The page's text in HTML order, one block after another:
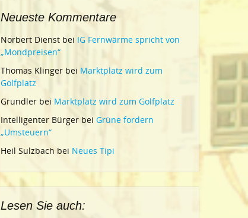
Neueste Kommentare
Norbert Dienst bei IG Fernwärme spricht von
„Mondpreisen“
Thomas Klinger bei Marktplatz wird zum
Golfplatz
Grundler bei Marktplatz wird zum Golfplatz
Intelligenter Bürger bei Grüne fordern
„Umsteuern“
Heil Sulzbach bei Neues Tipi
Lesen Sie auch: